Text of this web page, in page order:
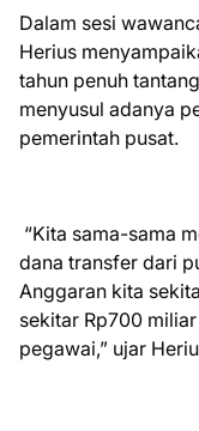
Dalam sesi
Herius
tahun penuh
menyusul adanya
pemerintah pusat.
“Kita sama-sama
dana transfer dari
Anggaran kita
sekitar Rp700
pegawai,” ujar